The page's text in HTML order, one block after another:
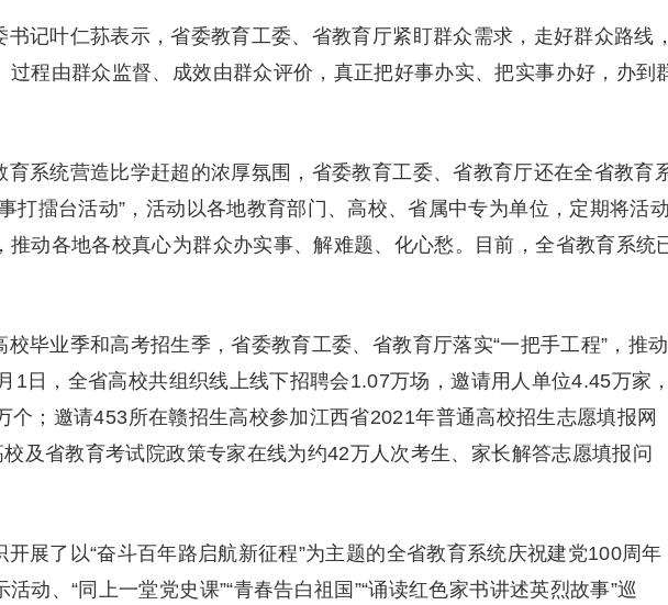
叶仁荪表示，省委教育工委、省教育厅紧盯群众需求，走好群众路线，
过程由群众监督、成效由群众评价，真正把好事办实、把实事办好，办到
统营造比学赶超的浓厚氛围，省委教育工委、省教育厅还在全省教育
打擂台活动”，活动以各地教育部门、高校、省属中专为单位，定期将活动
推动各地各校真心为群众办实事、解难题、化心愁。目前，全省教育系统
业季和高考招生季，省委教育工委、省教育厅落实“一把手工程”，推动
1日，全省高校共组织线上线下招聘会1.07万场，邀请用人单位4.45万家，
个；邀请453所在赣招生高校参加江西省2021年普通高校招生志愿填报网
及省教育考试院政策专家在线为约42万人次考生、家长解答志愿填报问
了以“奋斗百年路启航新征程”为主题的全省教育系统庆祝建党100周年
动、“同上一堂党史课”“青春告白祖国”“诵读红色家书讲述英烈故事”巡